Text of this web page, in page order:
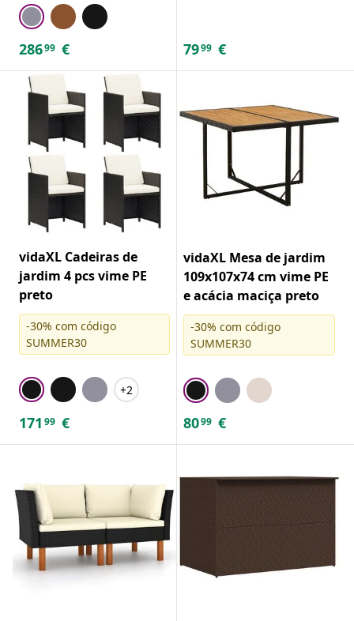
28699 € 7999 €
vidaXL Cadeiras de
jardim 4 pcs vime PE
preto
-30% com código
SUMMER30
+2
171 99 €
vidaXL Mesa de jardim
109x107x74 cm vime PE
e acácia maciça preto
-30% com código
SUMMER30
8099 €